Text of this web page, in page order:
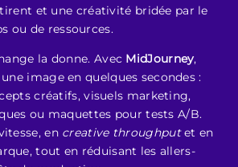
et une créativité bridée par le
ou de ressources.
la donne. Avec MidJourney,
image en quelques secondes :
créatifs, visuels marketing,
ou maquettes pour tests A/B.
en creative throughputet en
tout en réduisant les allers-